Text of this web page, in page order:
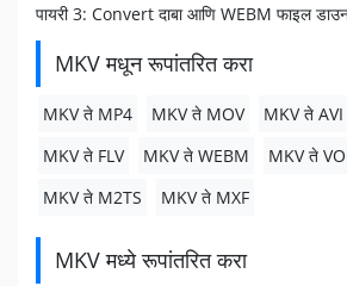
पायरी 3: Convert दाबा आणि WEBM फाइल
MKV मधून रूपांतरित करा
MKV ते MP4 MKV ते MOV MKV ते AVI
MKV ते FLV
MKV ते WEBM MKV ते
MKV ते M2TS
MKV ते MXF
MKV मध्ये रूपांतरित करा